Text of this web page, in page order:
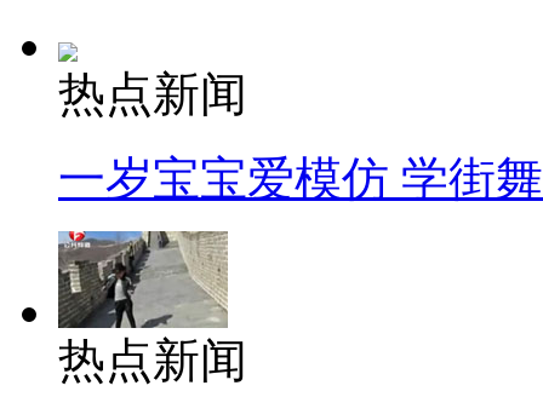
热点新闻
一岁宝宝爱模仿 学街
热点新闻